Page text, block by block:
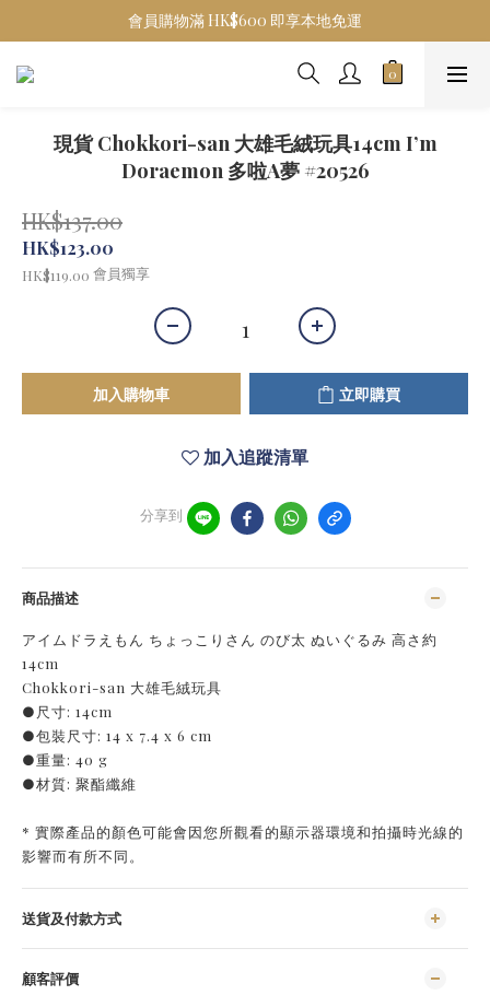
會員購物滿 HK$600 即享本地免運
現貨 Chokkori-san 大雄毛絨玩具14cm I’m
Doraemon 多啦A夢 #20526
HK$137.00
HK$123.00
HK$119.00 會員獨享
加入購物車 立即購買
加入追蹤清單
分享到
商品描述
アイムドラえもん ちょっこりさん のび太 ぬいぐるみ 高さ約
14cm
Chokkori-san 大雄毛絨玩具
●尺寸: 14cm
●包裝尺寸: ‎14 x 7.4 x 6 cm
●重量: 40 g
●材質: 聚酯纖維
* 實際產品的顏色可能會因您所觀看的顯示器環境和拍攝時光線的
影響而有所不同。
送貨及付款方式
顧客評價